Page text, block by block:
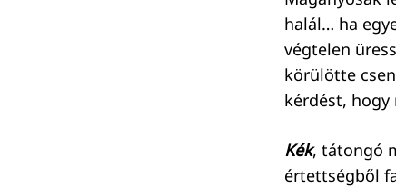
halál… ha
végtelen
körülötte
kérdést, hogy
Kék, tátongó
értettségből